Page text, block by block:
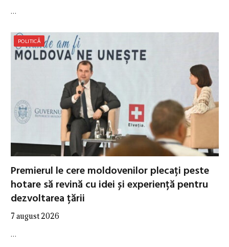
…
POLITICĂ
Premierul le cere moldovenilor plecați peste
hotare să revină cu idei și experiență pentru
dezvoltarea țării
7 august 2026
…